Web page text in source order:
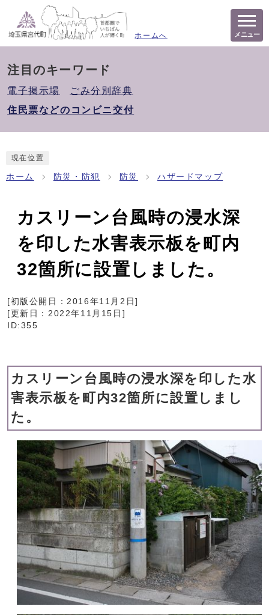
ホームへ メニュー
注目のキーワード
電子掲示場
ごみ分別辞典
住民票などのコンビニ交付
現在位置
ホーム 防災・防犯 防災 ハザードマップ
カスリーン台風時の浸水深
を印した水害表示板を町内
32箇所に設置しました。
[初版公開日：2016年11月2日]
[更新日： 2022年11月15日 ]
ID:355
カスリーン台風時の浸水深を印した水
害表示板を町内32箇所に設置しまし
た。